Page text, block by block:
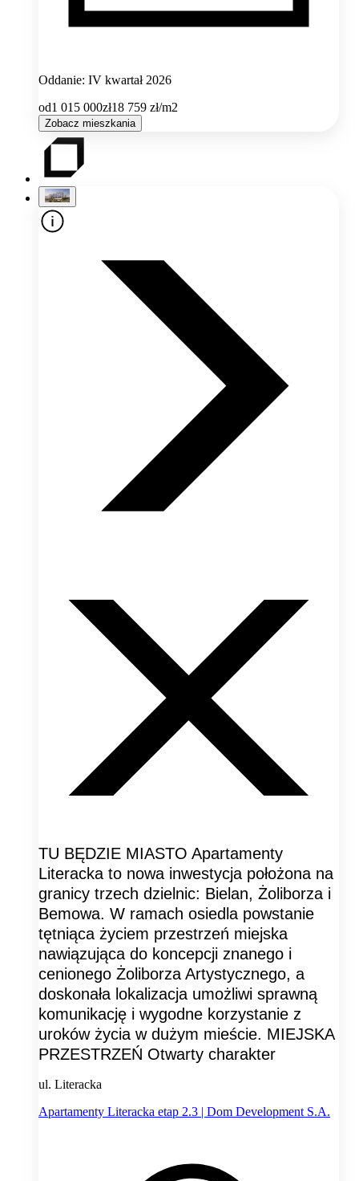
Oddanie: IV kwartał 2026
od1 015 000zł18 759 zł/m2
Zobacz mieszkania
TU BĘDZIE MIASTO Apartamenty
Literacka to nowa inwestycja położona na
granicy trzech dzielnic: Bielan, Żoliborza i
Bemowa. W ramach osiedla powstanie
tętniąca życiem przestrzeń miejska
nawiązująca do koncepcji znanego i
cenionego Żoliborza Artystycznego, a
doskonała lokalizacja umożliwi sprawną
komunikację i wygodne korzystanie z
uroków życia w dużym mieście. MIEJSKA
PRZESTRZEŃ Otwarty charakter
ul. Literacka
Apartamenty Literacka etap 2.3 | Dom Development S.A.